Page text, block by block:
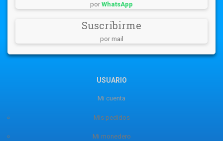
por WhatsApp
Suscribirme
por mail
USUARIO
Mi cuenta
Mis pedidos
Mi monedero